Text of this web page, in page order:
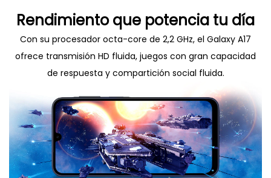
Rendimiento que potencia tu día
Con su procesador octa-core de 2,2 GHz, el Galaxy A17
ofrece transmisión HD fluida, juegos con gran capacidad
de respuesta y compartición social fluida.